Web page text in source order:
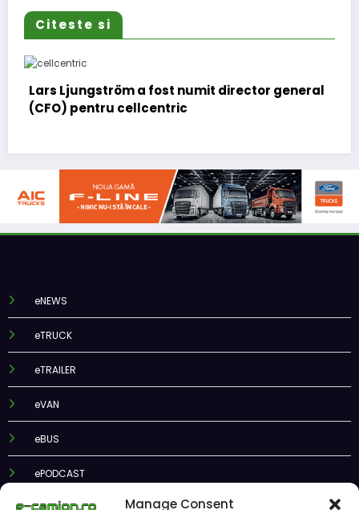
Manage Consent
Citeste si
Lars Ljungström a fost numit director general
(CFO) pentru cellcentric
eNEWS
eTRUCK
eTRAILER
eVAN
eBUS
ePODCAST